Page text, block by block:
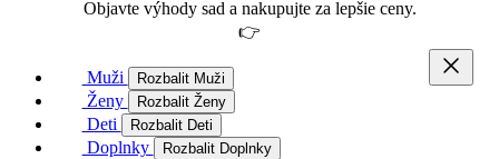
Objavte výhody sad a nakupujte za lepšie ceny.
👉
Muži Rozbalit Muži
Ženy Rozbalit Ženy
Deti Rozbalit Deti
Doplnky Rozbalit Doplnky